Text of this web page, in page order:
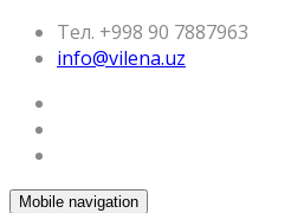
Тел. +998 90 7887963
info@vilena.uz
Mobile navigation